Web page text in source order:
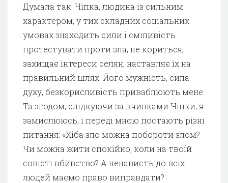
Думала так: Чіпка, людина із сильним
характером, у тих складних соціальних
умовах знаходить сили і сміливість
протестувати проти зла, не кориться,
захищає інтереси селян, наставляє їх на
правильний шлях. Його мужність, сила
духу, безкорисливість приваблюють мене.
Та згодом, слідкуючи за вчинками Чіпки, я
замислююсь, і переді мною постають різні
питання: «Хіба зло можна побороти злом?
Чи можна жити спокійно, коли на твоїй
совісті вбивство? А ненависть до всіх
людей маємо право виправдати?